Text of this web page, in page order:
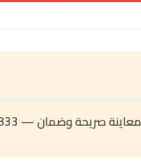
وضمان — 01038881833.